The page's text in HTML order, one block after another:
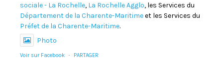
sociale - La Rochelle, La Rochelle Agglo, les Services du
Département de la Charente-Maritimeet les Services du
Préfet de la Charente-Maritime.
Photo
Voir sur Facebook · PARTAGER